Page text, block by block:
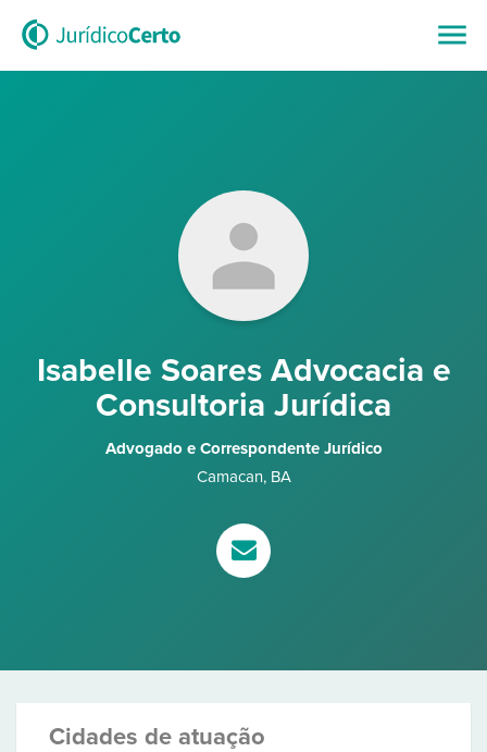
Isabelle Soares Advocacia e
Consultoria Jurídica
Advogado e Correspondente Jurídico
Camacan, BA
Cidades de atuação